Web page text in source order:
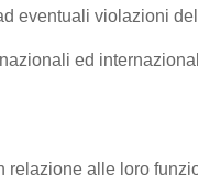
eventuali violazioni
ed
relazione alle loro